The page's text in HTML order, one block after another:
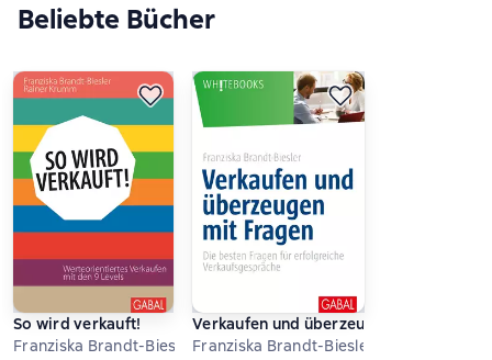
Beliebte Bücher
So wird verkauft!
Franziska Brandt-Biesler u.a.
Verkaufen und überzeugen mit Fragen
Franziska Brandt-Biesler